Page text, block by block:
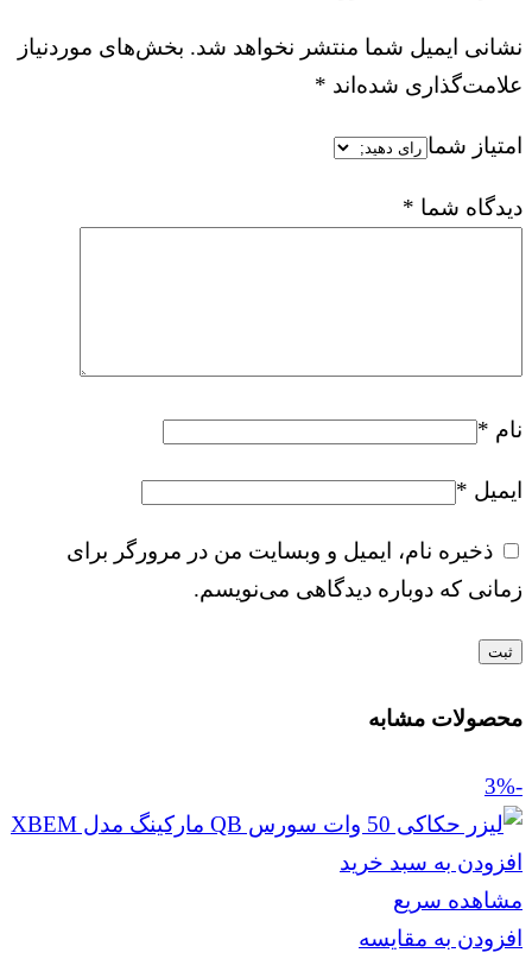
نشانی ایمیل شما منتشر نخواهد شد. بخش‌های موردنیاز
علامت‌گذاری شده‌اند *
امتیاز شما
دیدگاه شما *
نام *
ایمیل *
ذخیره نام، ایمیل و وبسایت من در مرورگر برای
زمانی که دوباره دیدگاهی می‌نویسم.
محصولات مشابه
-3%
افزودن به سبد خرید
مشاهده سریع
افزودن به مقایسه